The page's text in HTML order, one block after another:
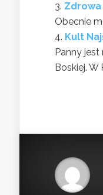
Zdrowa
Obecnie
Kult
Panny
Boskiej. W